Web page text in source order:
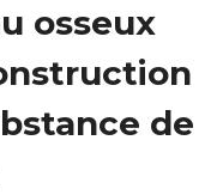
osseux
de